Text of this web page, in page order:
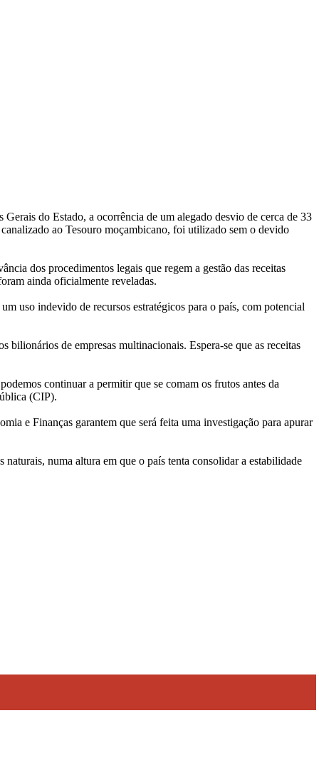
do Estado, a ocorrência de um alegado desvio de cerca de 33
ao Tesouro moçambicano, foi utilizado sem o devido
dos procedimentos legais que regem a gestão das receitas
ainda oficialmente reveladas.
uso indevido de recursos estratégicos para o país, com potencial
de empresas multinacionais. Espera-se que as receitas
continuar a permitir que se comam os frutos antes da
(CIP).
e Finanças garantem que será feita uma investigação para apurar
numa altura em que o país tenta consolidar a estabilidade